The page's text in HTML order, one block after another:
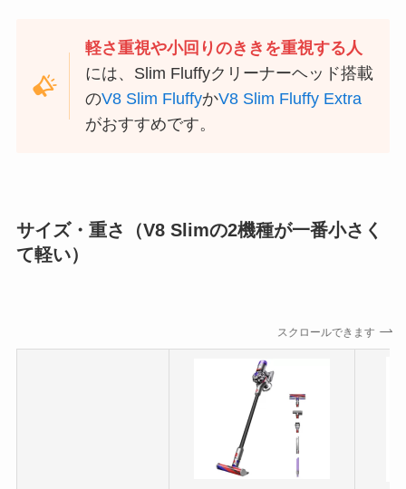
軽さ重視や小回りのききを重視する人
には、Slim Fluffyクリーナーヘッド搭載
のV8 Slim FluffyかV8 Slim Fluffy Extra
がおすすめです。
サイズ・重さ（V8 Slimの2機種が一番小さく
て軽い）
スクロールできます